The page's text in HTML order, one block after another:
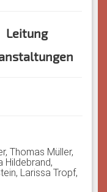
Leitung
Thomas Müller,
Hildebrand,
Larissa Tropf,